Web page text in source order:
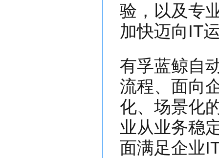
验，以及专
加快迈向IT
有孚蓝鲸自
流程、面向
化、场景化
业从业务稳
面满足企业